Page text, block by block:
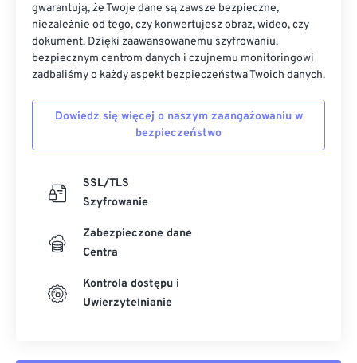
gwarantują, że Twoje dane są zawsze bezpieczne,
niezależnie od tego, czy konwertujesz obraz, wideo, czy
dokument. Dzięki zaawansowanemu szyfrowaniu,
bezpiecznym centrom danych i czujnemu monitoringowi
zadbaliśmy o każdy aspekt bezpieczeństwa Twoich danych.
Dowiedz się więcej o naszym zaangażowaniu w
bezpieczeństwo
SSL/TLS
Szyfrowanie
Zabezpieczone dane
Centra
Kontrola dostępu i
Uwierzytelnianie